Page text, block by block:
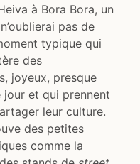
à Bora Bora, un
pas de
typique qui
des
joyeux, presque
et qui prennent
leur culture.
des petites
comme la